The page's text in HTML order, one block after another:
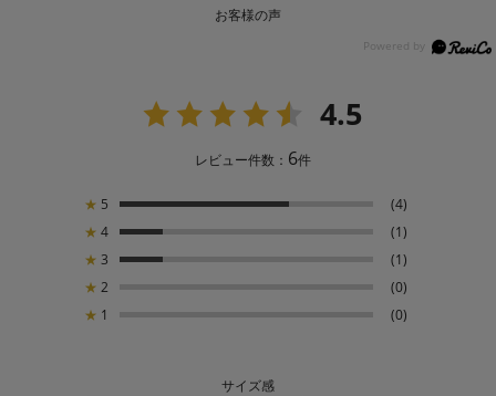
お客様の声
4.5
レビュー件数： 6件
★ 5
(4)
★ 4
(1)
★ 3
(1)
★ 2
(0)
★ 1 (0)
サイズ感